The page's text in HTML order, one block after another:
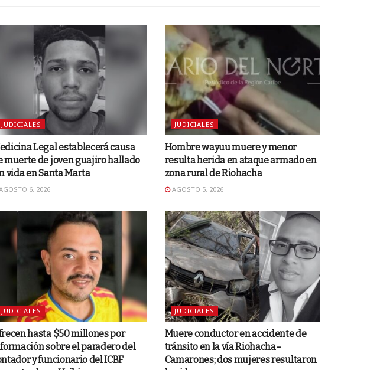
JUDICIALES
Legal establecerá causa
muerte de joven guajiro hallado
vida en Santa Marta
6, 2026
JUDICIALES
Hombre wayuu muere y menor
resulta herida en ataque armado en
zona rural de Riohacha
AGOSTO 5, 2026
JUDICIALES
hasta $50 millones por
sobre el paradero del
y funcionario del ICBF
JUDICIALES
Muere conductor en accidente de
tránsito en la vía Riohacha–
Camarones; dos mujeres resultaron